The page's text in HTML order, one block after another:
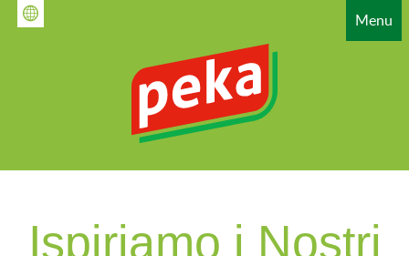
Salta
Menu
HAUPTNAVIGATION
Ispiriamo i Nostri